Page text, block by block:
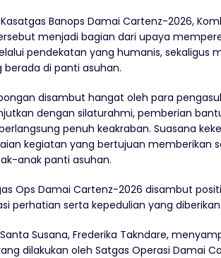
Banops Damai Cartenz-2026,
menjadi bagian dari upaya
pendekatan yang humanis, sekaligus
di panti asuhan.
disambut hangat oleh para
dengan silaturahmi, pemberian
penuh keakraban. Suasana
kegiatan yang bertujuan memberikan
anak panti asuhan.
Ops Damai Cartenz-2026 disambut
perhatian serta kepedulian yang
Susana, Frederika Takndare,
dilakukan oleh Satgas Operasi Damai